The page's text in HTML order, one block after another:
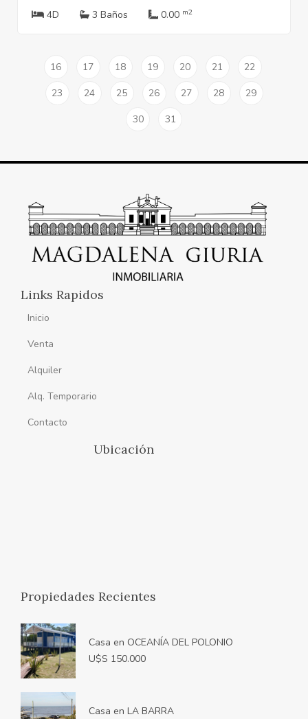
4D
3 Baños 0.00 m2
16 17 18 19 20 21
22
23
24 25 26 27 28
29
30
31
Links Rapidos
Inicio
Venta
Alquiler
Alq. Temporario
Contacto
Ubicación
Propiedades Recientes
Casa en OCEANÍA DEL POLONIO
U$S 150.000
Casa en LA BARRA